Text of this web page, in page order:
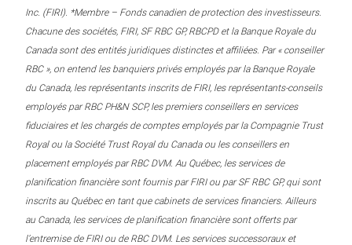
Inc. (FIRI). *Membre – Fonds canadien de protection des investisseurs.
Chacune des sociétés, FIRI, SF RBC GP, RBCPD et la Banque Royale du
Canada sont des entités juridiques distinctes et affiliées. Par « conseiller
RBC », on entend les banquiers privés employés par la Banque Royale
du Canada, les représentants inscrits de FIRI, les représentants-conseils
employés par RBC PH&N SCP, les premiers conseillers en services
fiduciaires et les chargés de comptes employés par la Compagnie Trust
Royal ou la Société Trust Royal du Canada ou les conseillers en
placement employés par RBC DVM. Au Québec, les services de
planification financière sont fournis par FIRI ou par SF RBC GP, qui sont
inscrits au Québec en tant que cabinets de services financiers. Ailleurs
au Canada, les services de planification financière sont offerts par
l’entremise de FIRI ou de RBC DVM. Les services successoraux et